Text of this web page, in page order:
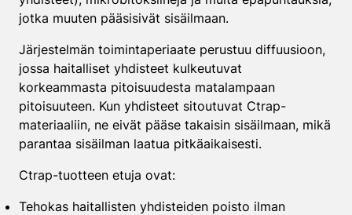
jotka muuten pääsisivät sisäilmaan.
Järjestelmän toimintaperiaate perustuu diffuusioon,
jossa haitalliset yhdisteet kulkeutuvat
korkeammasta pitoisuudesta matalampaan
pitoisuuteen. Kun yhdisteet sitoutuvat Ctrap-
materiaaliin, ne eivät pääse takaisin sisäilmaan, mikä
parantaa sisäilman laatua pitkäaikaisesti.
Ctrap-tuotteen etuja ovat:
Tehokas haitallisten yhdisteiden poisto ilman